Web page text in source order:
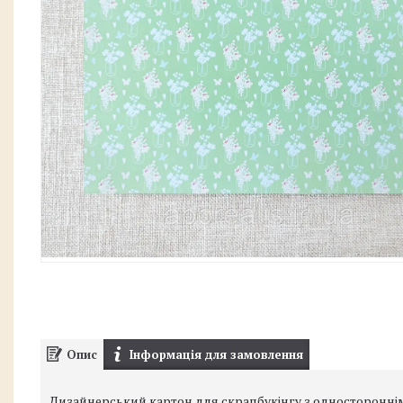
Опис Інформація для замовлення